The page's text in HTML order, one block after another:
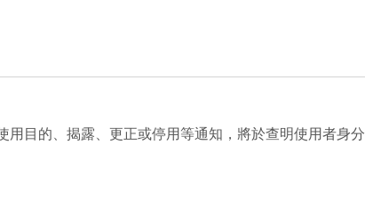
目的、揭露、更正或停用等通知，將於查明使用者身分